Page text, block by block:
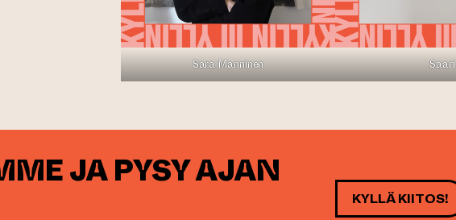
Sara Manninen Saari
JA PYSY AJAN
KYLLÄ KIITOS!